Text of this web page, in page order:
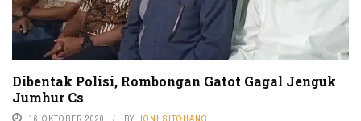
Dibentak Polisi, Rombongan Gatot Gagal Jenguk
Jumhur Cs
16 OKTOBER 2020 BY JONI SITOHANG